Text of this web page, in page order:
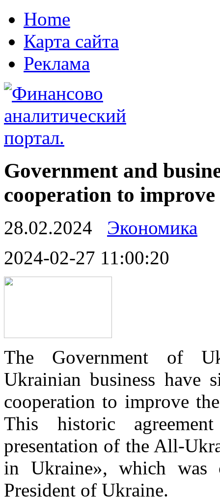
Home
Карта сайта
Реклама
Government and
cooperation to improve
28.02.2024
Экономика
2024-02-27 11:00:20
The Government of
Ukrainian business have
cooperation to improve
This historic
presentation of the All-
in Ukraine», which
President of Ukraine.